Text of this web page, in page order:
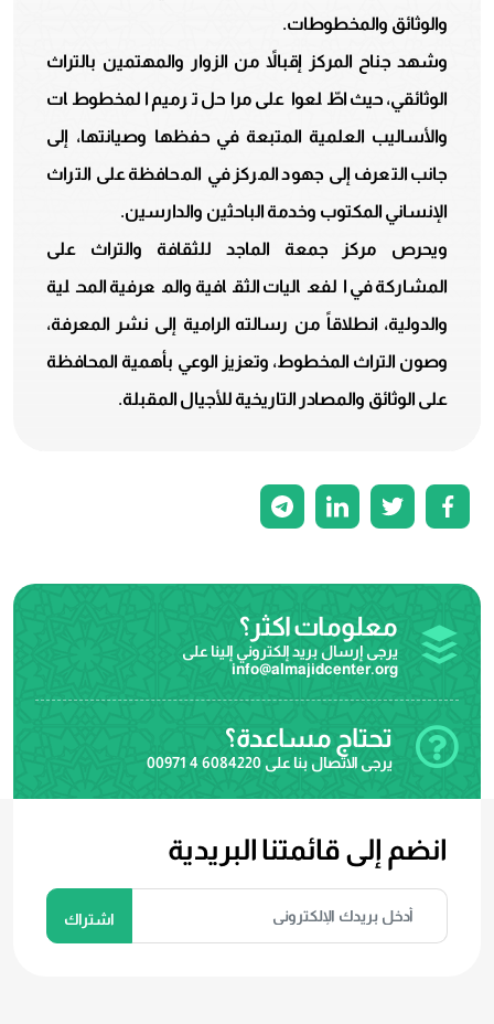
والوثائق والمخطوطات.
وشهد جناح المركز إقبالاً من الزوار والمهتمين بالتراث
الوثائقي، حيث اطّلعوا على مراحل ترميم المخطوطات
والأساليب العلمية المتبعة في حفظها وصيانتها، إلى
جانب التعرف إلى جهود المركز في المحافظة على التراث
الإنساني المكتوب وخدمة الباحثين والدارسين.
ويحرص مركز جمعة الماجد للثقافة والتراث على
المشاركة في الفعاليات الثقافية والمعرفية المحلية
والدولية، انطلاقاً من رسالته الرامية إلى نشر المعرفة،
وصون التراث المخطوط، وتعزيز الوعي بأهمية المحافظة
على الوثائق والمصادر التاريخية للأجيال المقبلة.
معلومات اكثر؟
يرجى إرسال بريد إلكتروني إلينا على
info@almajidcenter.org
تحتاج مساعدة؟
يرجى الاتصال بنا على 00971 4 6084220
انضم إلى قائمتنا البريدية